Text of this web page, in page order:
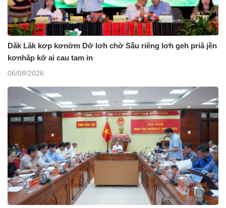
Dăk Lăk kơp kơnờm Dơ̆ lơh chờ Sầu riêng lơh geh priă jền
kơnhăp kơ̆ ai cau tam in
06/08/2026